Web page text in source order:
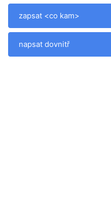
zapsat <co kam>
napsat dovnitř